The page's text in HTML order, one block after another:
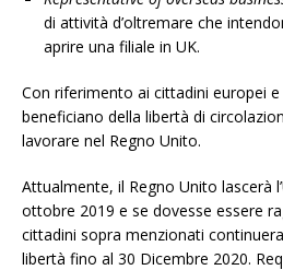
di attività d’oltremare che
aprire una filiale in UK.
Con riferimento ai cittadini europei
beneficiano della libertà di
lavorare nel Regno Unito.
Attualmente, il Regno Unito lascerà
ottobre 2019 e se dovesse essere
cittadini sopra menzionati
libertà fino al 30 Dicembre 2020.